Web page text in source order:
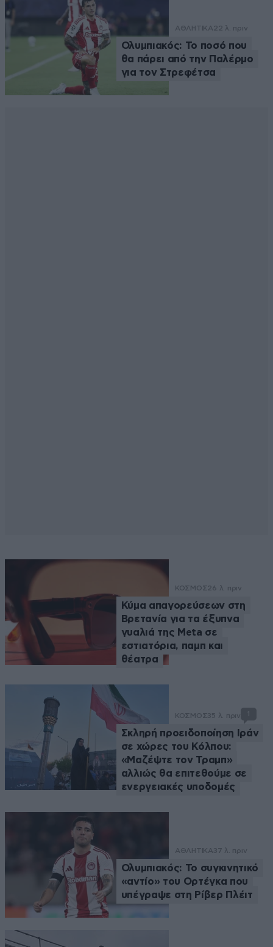
ΑΘΛΗΤΙΚΑ22 λ. πριν
Ολυμπιακός: Το ποσό που
θα πάρει από την Παλέρμο
για τον Στρεφέτσα
ΚΟΣΜΟΣ26 λ. πριν
Κύμα απαγορεύσεων στη
Βρετανία για τα έξυπνα
γυαλιά της Meta σε
εστιατόρια, παμπ και
θέατρα
ΚΟΣΜΟΣ35 λ. πριν 1
Σκληρή προειδοποίηση Ιράν
σε χώρες του Κόλπου:
«Μαζέψτε τον Τραμπ»
αλλιώς θα επιτεθούμε σε
ενεργειακές υποδομές
ΑΘΛΗΤΙΚΑ37 λ. πριν
Ολυμπιακός: Το συγκινητικό
«αντίο» του Ορτέγκα που
υπέγραψε στη Ρίβερ Πλέιτ